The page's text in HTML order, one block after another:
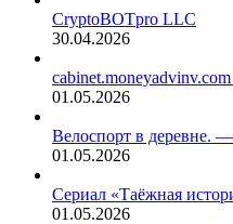
CryptoBOTpro LLC
30.04.2026
01.05.2026
Велоспорт в деревне.
01.05.2026
Сериал «Таёжная
01.05.2026